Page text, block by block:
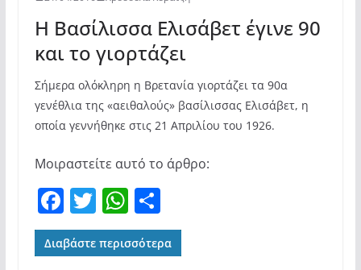
Η Βασίλισσα Ελισάβετ έγινε 90
και το γιορτάζει
Σήμερα ολόκληρη η Βρετανία γιορτάζει τα 90α
γενέθλια της «αειθαλούς» βασίλισσας Ελισάβετ, η
οποία γεννήθηκε στις 21 Απριλίου του 1926.
Μοιραστείτε αυτό το άρθρο:
F
a
c
T
w
itt
W
h
at
Μ
οι
ρ
Διαβάστε περισσότερα